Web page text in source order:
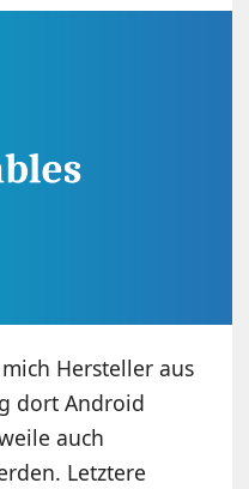
Hersteller aus
dort Android
auch
Letztere